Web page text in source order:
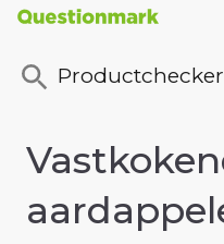
Productchecker